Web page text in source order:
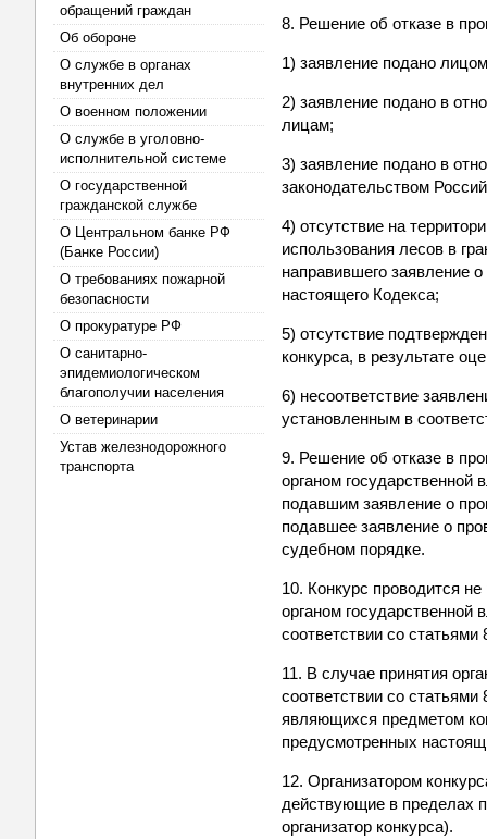
обращений граждан
Об обороне
О службе в органах
внутренних дел
О военном положении
О службе в уголовно-
исполнительной системе
О государственной
гражданской службе
О Центральном банке РФ
(Банке России)
О требованиях пожарной
безопасности
О прокуратуре РФ
О санитарно-
эпидемиологическом
благополучии населения
О ветеринарии
Устав железнодорожного
транспорта
8. Решение об отказе в
1) заявление подано
2) заявление подано в
лицам;
3) заявление подано в
законодательством
4) отсутствие на
использования лесов в
направившего заявление
настоящего Кодекса;
5) отсутствие
конкурса, в результате
6) несоответствие
установленным в
9. Решение об отказе в
органом государственной
подавшим заявление о
подавшее заявление о
судебном порядке.
10. Конкурс проводится
органом государственной
соответствии со
11. В случае принятия
соответствии со
являющихся предметом
предусмотренных
12. Организатором
действующие в пределах
организатор конкурса).